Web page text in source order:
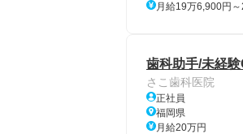
月給19万6,900円
歯科助手/未経
さこ歯科医院
正社員
福岡県
月給20万円